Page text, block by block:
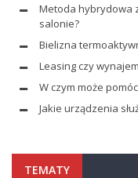
Metoda hybrydowa
salonie?
Bielizna
Leasing czy
W czym może
Jakie urządzenia
TEMATY